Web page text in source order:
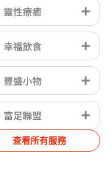
靈性療癒
幸福飲食
豐盛小物
富足聯盟
查看所有服務